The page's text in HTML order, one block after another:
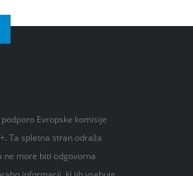
Evropske komisije
Ta spletna stran odraža
ne more biti odgovorna
informacij, ki jih vsebuje.